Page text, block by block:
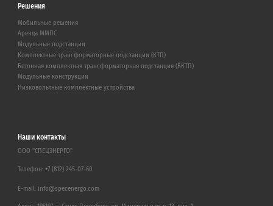
Решения
Мобильные решения
Аренда ММПС
Модульные подстанции
Комплектные трансформаторные подстанции (КТП)
Бетонная комплектная трансформаторная подстанция (БКТП)
Модульные конструкции
Низковольтные комплектные устройства
Наши контакты
ООО "СПЕЦЭНЕРГО"
Телефон: +7 (812) 245-07-60
E-mail: info@specenergo.com